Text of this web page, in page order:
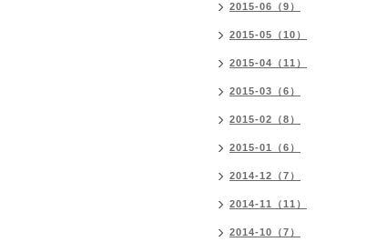
2015-06（9）
2015-05（10）
2015-04（11）
2015-03（6）
2015-02（8）
2015-01（6）
2014-12（7）
2014-11（11）
2014-10（7）